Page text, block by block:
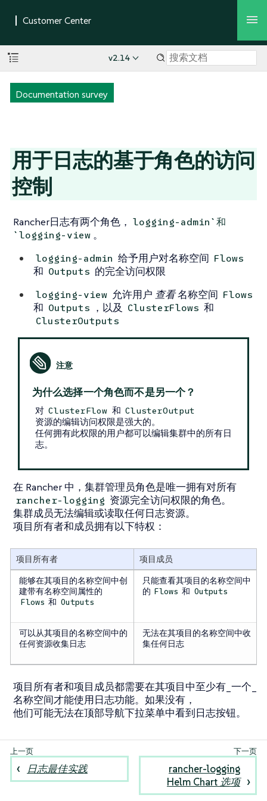
v2.14
Documentation survey
用于日志的基于角色的访问
控制
Rancher日志有两个角色， logging-admin`和
`logging-view 。
logging-admin 给予用户对名称空间 Flows
和 Outputs 的完全访问权限
logging-view 允许用户 查看名称空间 Flows
和 Outputs ，以及 ClusterFlows 和
ClusterOutputs
为什么选择一个角色而不是另一个？
对 ClusterFlow 和 ClusterOutput
资源的编辑访问权限是强大的。
任何拥有此权限的用户都可以编辑集群中的所有日
志。
在 Rancher 中，集群管理员角色是唯一拥有对所有
rancher-logging 资源完全访问权限的角色。
集群成员无法编辑或读取任何日志资源。
项目所有者和成员拥有以下特权：
项目所有者
项目成员
能够在其项目的名称空间中创
建带有名称空间属性的
Flows 和 Outputs
只能查看其项目的名称空间中
的 Flows 和 Outputs
可以从其项目的名称空间中的
任何资源收集日志
无法在其项目的名称空间中收
集任何日志
项目所有者和项目成员都需要在其项目中至少有_一个_
名称空间才能使用日志功能。如果没有，
他们可能无法在顶部导航下拉菜单中看到日志按钮。
日志最佳实践
rancher-logging
Helm Chart 选项